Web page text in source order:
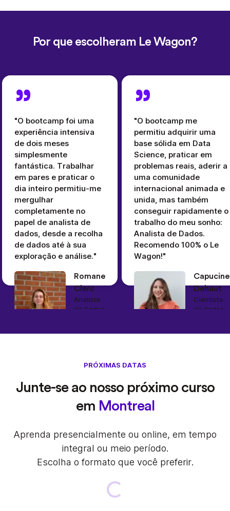
Por que escolheram Le Wagon?
"O bootcamp foi uma
experiência intensiva
de dois meses
simplesmente
fantástica. Trabalhar
em pares e praticar o
dia inteiro permitiu-me
mergulhar
completamente no
papel de analista de
dados, desde a recolha
de dados até à sua
exploração e análise."
Romane
Clerc
Analista
de Dados
"O bootcamp me
permitiu adquirir uma
base sólida em Data
Science, praticar em
problemas reais, aderir a
uma comunidade
internacional animada e
unida, mas também
conseguir rapidamente o
trabalho do meu sonho:
Analista de Dados.
Recomendo 100% o Le
Wagon!"
Capucine
Dehaut
Cientista
de dados
PRÓXIMAS DATAS
Junte-se ao nosso próximo curso
em Montreal
Aprenda presencialmente ou online, em tempo
integral ou meio período.
Escolha o formato que você preferir.